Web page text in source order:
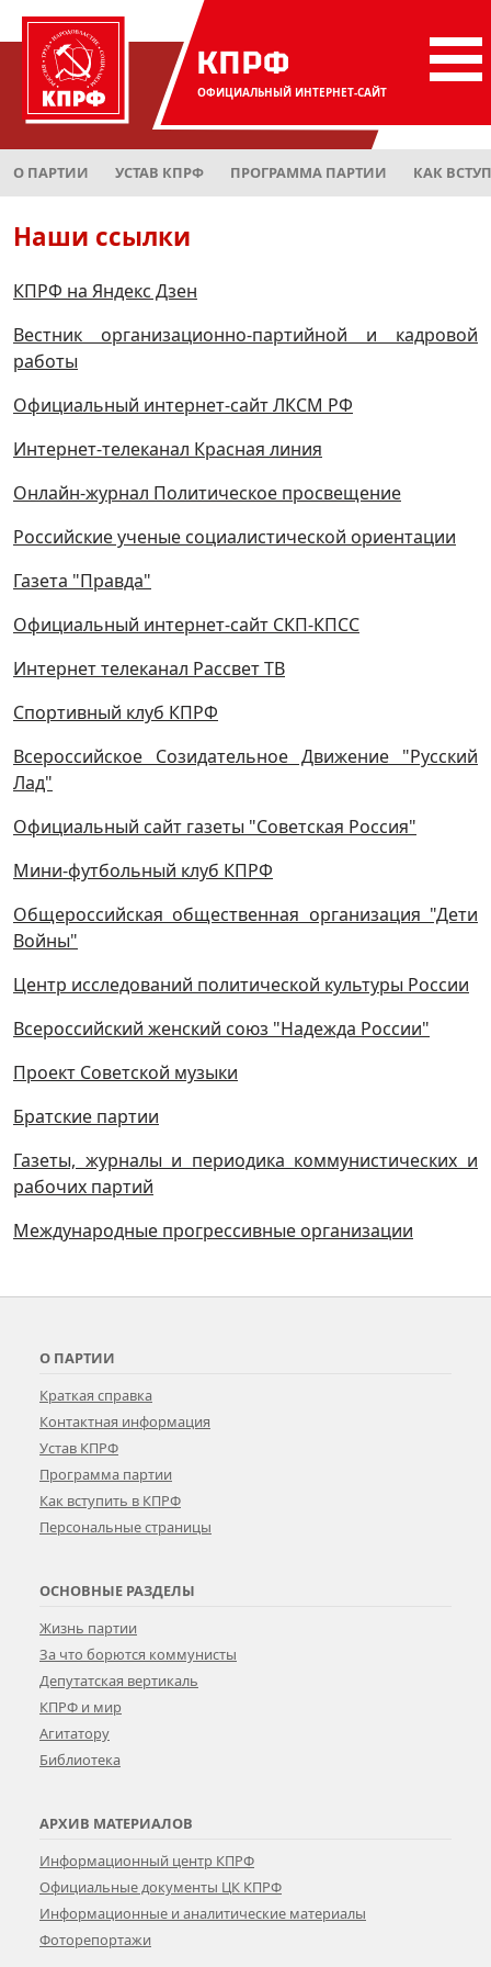
КПРФ
ОФИЦИАЛЬНЫЙ ИНТЕРНЕТ-САЙТ
О ПАРТИИ УСТАВ КПРФ ПРОГРАММА ПАРТИИ КАК
Наши ссылки
КПРФ на Яндекс Дзен
Вестник организационно-партийной и кадровой
работы
Официальный интернет-сайт ЛКСМ РФ
Интернет-телеканал Красная линия
Онлайн-журнал Политическое просвещение
Российские ученые социалистической ориентации
Газета "Правда"
Официальный интернет-сайт СКП-КПСС
Интернет телеканал Рассвет ТВ
Спортивный клуб КПРФ
Всероссийское Созидательное Движение "Русский
Лад"
Официальный сайт газеты "Советская Россия"
Мини-футбольный клуб КПРФ
Общероссийская общественная организация "Дети
Войны"
Центр исследований политической культуры России
Всероссийский женский союз "Надежда России"
Проект Советской музыки
Братские партии
Газеты, журналы и периодика коммунистических и
рабочих партий
Международные прогрессивные организации
О ПАРТИИ
Краткая справка
Контактная информация
Устав КПРФ
Программа партии
Как вступить в КПРФ
Персональные страницы
ОСНОВНЫЕ РАЗДЕЛЫ
Жизнь партии
За что борются коммунисты
Депутатская вертикаль
КПРФ и мир
Агитатору
Библиотека
АРХИВ МАТЕРИАЛОВ
Информационный центр КПРФ
Официальные документы ЦК КПРФ
Информационные и аналитические материалы
Фоторепортажи